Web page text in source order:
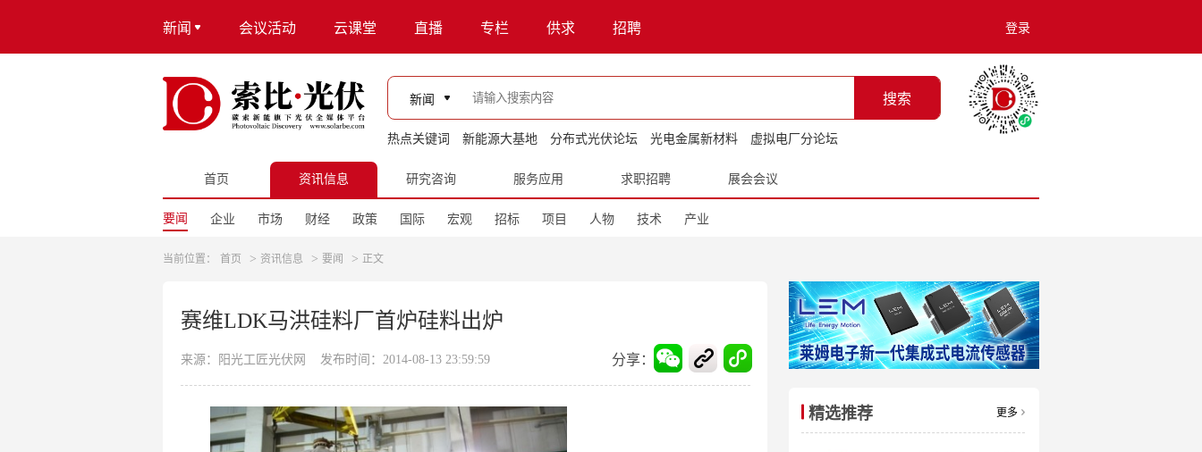
新闻 会议活动 云课堂 直播 专栏 供求 招聘 登录
新闻 搜索
热点关键词 新能源大基地 分布式光伏论坛 光电金属新材料 虚拟电厂分论坛
首页 资讯信息 研究咨询 服务应用 求职招聘 展会会议
要闻 企业 市场 财经 政策 国际 宏观 招标 项目 人物 技术 产业
当前位置： 首页 > 资讯信息 > 要闻 > 正文
赛维LDK马洪硅料厂首炉硅料出炉
来源：阳光工匠光伏网 发布时间：2014-08-13 23:59:59 分享：
精选推荐 更多